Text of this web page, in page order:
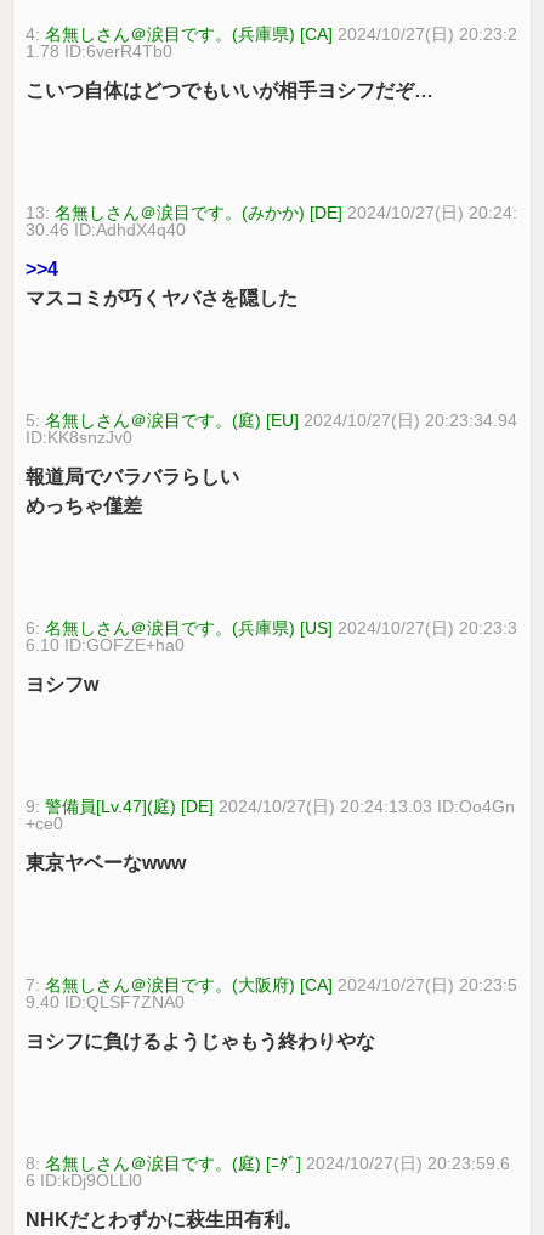
4:名無しさん＠涙目です。(兵庫県) [CA] 2024/10/27(日) 20:23:2
1.78 ID:6verR4Tb0
こいつ自体はどつでもいいが相手ヨシフだぞ…
13:名無しさん＠涙目です。(みかか) [DE] 2024/10/27(日) 20:24:
30.46 ID:AdhdX4q40
>>4
マスコミが巧くヤバさを隠した
5:名無しさん＠涙目です。(庭) [EU] 2024/10/27(日) 20:23:34.94
ID:KK8snzJv0
報道局でバラバラらしい
めっちゃ僅差
6:名無しさん＠涙目です。(兵庫県) [US] 2024/10/27(日) 20:23:3
6.10 ID:GOFZE+ha0
ヨシフw
9:警備員[Lv.47](庭) [DE] 2024/10/27(日) 20:24:13.03 ID:Oo4Gn
+ce0
東京ヤベーなwww
7:名無しさん＠涙目です。(大阪府) [CA] 2024/10/27(日) 20:23:5
9.40 ID:QLSF7ZNA0
ヨシフに負けるようじゃもう終わりやな
8:名無しさん＠涙目です。(庭) [ﾆﾀﾞ] 2024/10/27(日) 20:23:59.6
6 ID:kDj9OLLl0
NHKだとわずかに萩生田有利。